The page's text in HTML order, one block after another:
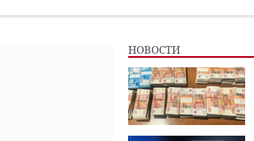
НОВОСТИ